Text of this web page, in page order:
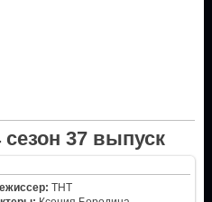
сезон 37 выпуск
ТНТ